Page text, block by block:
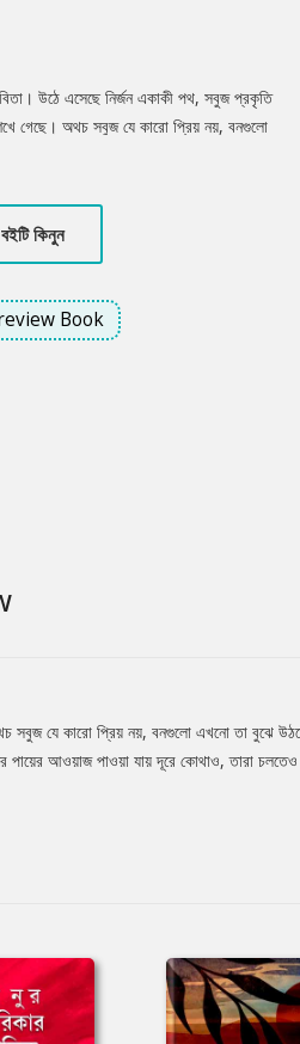
উঠে এসেছে নির্জন একাকী পথ, সবুজ প্রকৃতি
গেছে। অথচ সবুজ যে কারো প্রিয় নয়, বনগুলো
সখ্যতা, আলোর ওমে সবুজের যে নিটুট
চলতেও শিখেছে। কিন্তু ভুলে গেছে শুধু অরণ্যের
কবিতায় তা প্রকাশ পেয়েছে।
বইটি কিনুন
Book
সবুজ যে কারো প্রিয় নয়, বনগুলো এখনো তা বুঝে
আওয়াজ পাওয়া যায় দূরে কোথাও, তারা চলতেও